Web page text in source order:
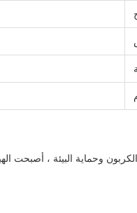
وحماية البيئة ، أصبحت